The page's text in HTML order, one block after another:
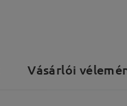
Vásárlói